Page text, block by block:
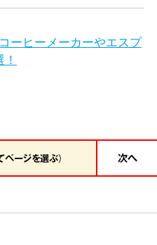
ーヒーメーカーやエスプ
ページを選ぶ） 次へ